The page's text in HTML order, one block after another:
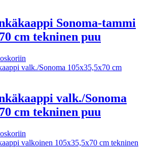
Sonoma-tammi
cm tekninen puu
valk./Sonoma
cm tekninen puu